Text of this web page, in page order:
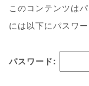
このコンテンツは
には以下にパスワ
パスワード: